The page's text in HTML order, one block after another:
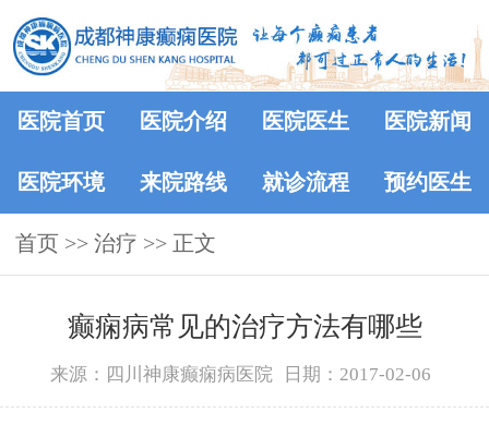
医院首页 医院介绍 医院医生 医院新闻
医院环境 来院路线 就诊流程 预约医生
首页 >> 治疗 >> 正文
癫痫病常见的治疗方法有哪些
来源：四川神康癫痫病医院 日期：2017-02-06